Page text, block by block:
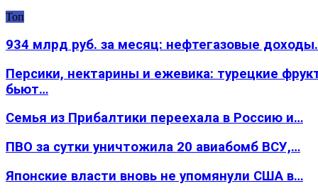
Топ
934 млрд руб. за месяц: нефтегазовые
Персики, нектарины и ежевика: турецкие
бьют…
Семья из Прибалтики переехала в Россию и…
ПВО за сутки уничтожила 20 авиабомб ВСУ,…
Японские власти вновь не упомянули США в…